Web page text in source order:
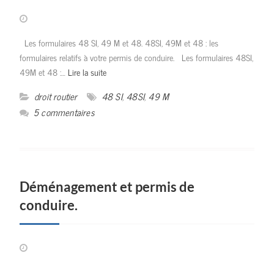
Les formulaires 48 SI, 49 M et 48. 48SI, 49M et 48 : les
formulaires relatifs à votre permis de conduire. Les formulaires 48SI,
49M et 48 :… Lire la suite
droit routier 48 SI, 48SI, 49 M
5 commentaires
Déménagement et permis de
conduire.